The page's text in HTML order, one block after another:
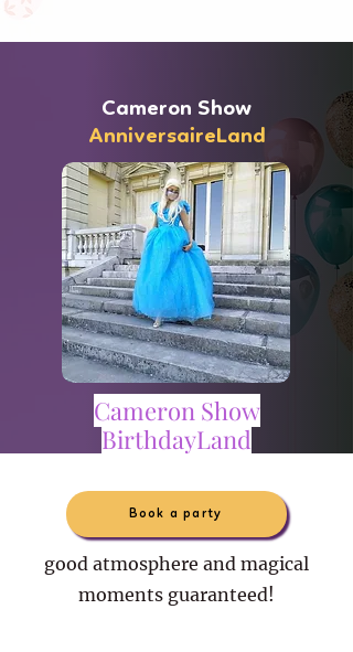
Cameron Show
AnniversaireLand
Cameron Show
BirthdayLand
Book a party
good atmosphere and magical
moments guaranteed!